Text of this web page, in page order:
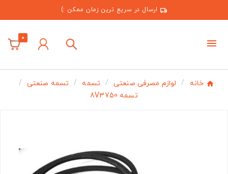
ارسال در سریع ترین زمان ممکن :)
0
خانه لوازم مصرفی صنعتی تسمه
تسمه صنعتی
تسمه 8V3750